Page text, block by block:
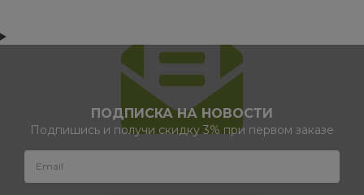
ПОДПИСКА НА НОВОСТИ
Подпишись и получи скидку 3% при первом заказе